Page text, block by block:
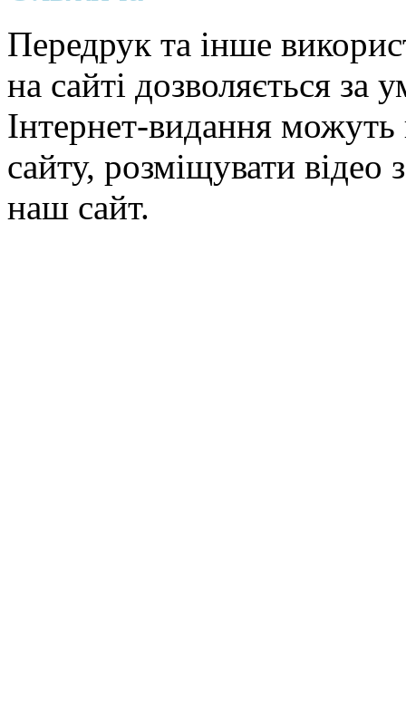
Передрук та інше
на сайті дозволяється
Інтернет-видання можуть
сайту, розміщувати відео
наш сайт.